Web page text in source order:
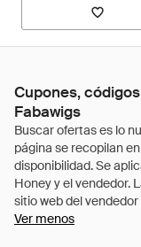
Cupones,
Fabawigs
Ver menos